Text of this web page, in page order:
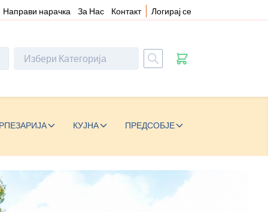
Направи нарачка За Нас Контакт Логирај се
КУЈНА ПРЕДСОБЈЕ